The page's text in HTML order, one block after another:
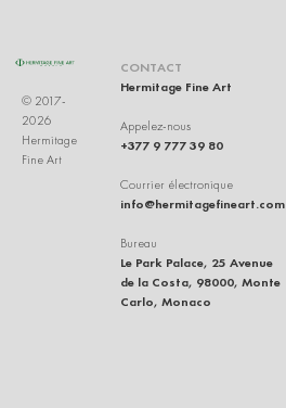
© 2017-
2026
Hermitage
Fine Art
CONTACT
Hermitage Fine Art
Appelez-nous
+377 9 777 39 80
Courrier électronique
info@hermitagefineart.com
Bureau
Le Park Palace, 25 Avenue
de la Costa, 98000, Monte
Carlo, Monaco